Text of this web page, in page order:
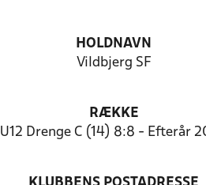
HOLDNAVN
Vildbjerg SF
RÆKKE
U12 Drenge C (14) 8:8 - Efterår